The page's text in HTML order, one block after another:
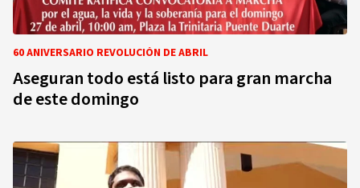
60 ANIVERSARIO REVOLUCIÓN DE ABRIL
Aseguran todo está listo para gran marcha
de este domingo